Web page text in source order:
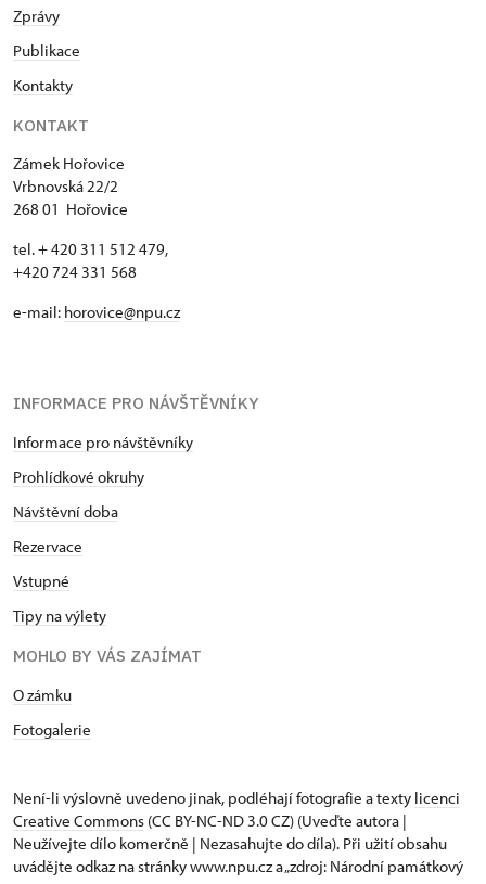
Zprávy
Publikace
Kontakty
KONTAKT
Zámek Hořovice
Vrbnovská 22/2
268 01 Hořovice
tel. + 420 311 512 479,
+420 724 331 568
e-mail: horovice@npu.cz
INFORMACE PRO NÁVŠTĚVNÍKY
Informace pro návštěvníky
Prohlídkové okruhy
Návštěvní doba
Rezervace
Vstupné
Tipy na výlety
MOHLO BY VÁS ZAJÍMAT
O zámku
Fotogalerie
Není-li výslovně uvedeno jinak, podléhají fotografie a texty licenci
Creative Commons (CC BY-NC-ND 3.0 CZ) (Uveďte autora |
Neužívejte dílo komerčně | Nezasahujte do díla). Při užití obsahu
uvádějte odkaz na stránky www.npu.cz a „zdroj: Národní památkový